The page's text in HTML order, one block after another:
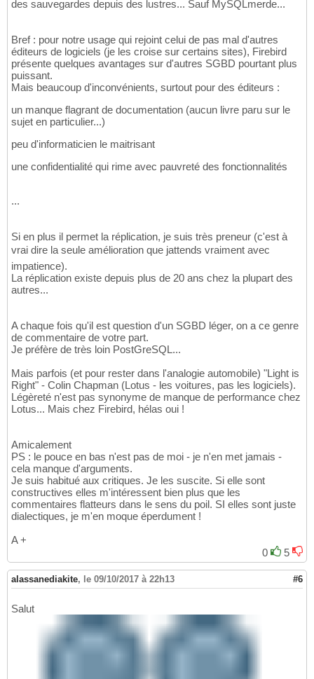
des sauvegardes depuis des lustres... Sauf MySQLmerde...
Bref : pour notre usage qui rejoint celui de pas mal d'autres
éditeurs de logiciels (je les croise sur certains sites), Firebird
présente quelques avantages sur d'autres SGBD pourtant plus
puissant.
Mais beaucoup d'inconvénients, surtout pour des éditeurs :
un manque flagrant de documentation (aucun livre paru sur le
sujet en particulier...)
peu d'informaticien le maitrisant
une confidentialité qui rime avec pauvreté des fonctionnalités
...
Si en plus il permet la réplication, je suis très preneur (c'est à
vrai dire la seule amélioration que jattends vraiment avec
impatience).
La réplication existe depuis plus de 20 ans chez la plupart des
autres...
A chaque fois qu'il est question d'un SGBD léger, on a ce genre
de commentaire de votre part.
Je préfère de très loin PostGreSQL...
Mais parfois (et pour rester dans l'analogie automobile) "Light is
Right" - Colin Chapman (Lotus - les voitures, pas les logiciels).
Légèreté n'est pas synonyme de manque de performance chez
Lotus... Mais chez Firebird, hélas oui !
Amicalement
PS : le pouce en bas n'est pas de moi - je n'en met jamais -
cela manque d'arguments.
Je suis habitué aux critiques. Je les suscite. Si elle sont
constructives elles m'intéressent bien plus que les
commentaires flatteurs dans le sens du poil. SI elles sont juste
dialectiques, je m'en moque éperdument !
A +
0
5
alassanediakite, le 09/10/2017 à 22h13 #6
Salut